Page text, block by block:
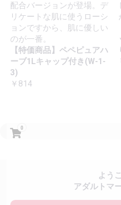
0
よう
アダルトマ
配合バージョンが登場。デ
リケートな肌に使うローシ
ョンですから、肌に優しい
のが一番。
【特価商品】ペペピュアハ
ーブ1Lキャップ付き(W-1-
3)
￥814